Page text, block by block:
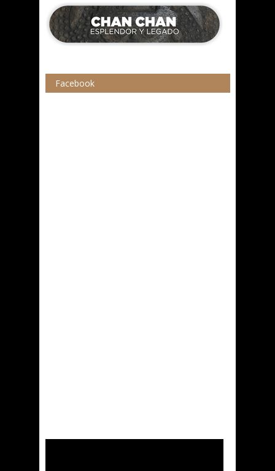
Facebook